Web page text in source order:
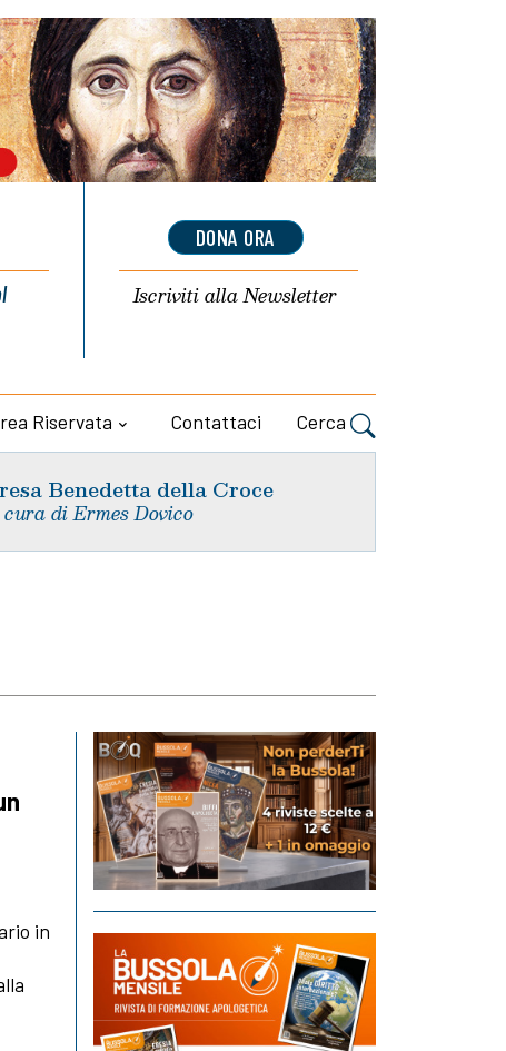
DONA ORA
Iscriviti allaNewsletter
Riservata Contattaci Cerca
Benedetta della Croce
di Ermes Dovico
in